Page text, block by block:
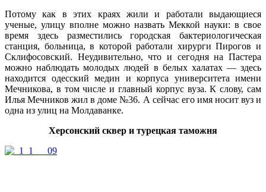
Потому как в этих краях жили и работали выдающиеся
ученые, улицу вполне можно назвать Меккой науки: в свое
время здесь разместились городская бактериологическая
станция, больница, в которой работали хирурги Пирогов и
Склифосовский. Неудивительно, что и сегодня на Пастера
можно наблюдать молодых людей в белых халатах — здесь
находится одесский медин и корпуса университета имени
Мечникова, в том числе и главный корпус вуза. К слову, сам
Илья Мечников жил в доме №36. А сейчас его имя носит вуз и
одна из улиц на Молдаванке.
Херсонский сквер и турецкая таможня